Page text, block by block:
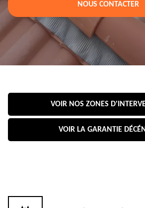
NOUS CONTACTER
VOIR NOS ZONES
VOIR LA GARANTIE